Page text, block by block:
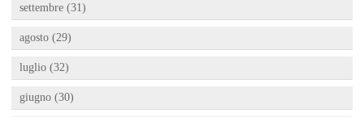
settembre (31)
agosto (29)
luglio (32)
giugno (30)